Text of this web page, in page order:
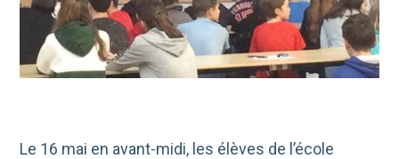
Le 16 mai en avant-midi, les élèves de l’école